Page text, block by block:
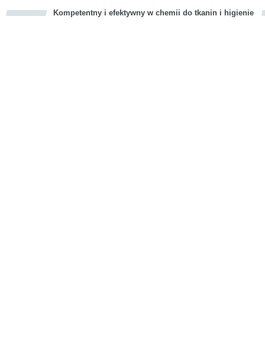
Kompetentny i efektywny w chemii do tkanin i higienie